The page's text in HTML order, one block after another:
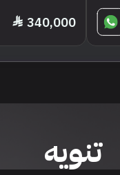
340,000
تنويه